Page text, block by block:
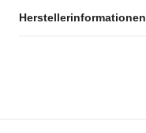
Herstellerinformationen